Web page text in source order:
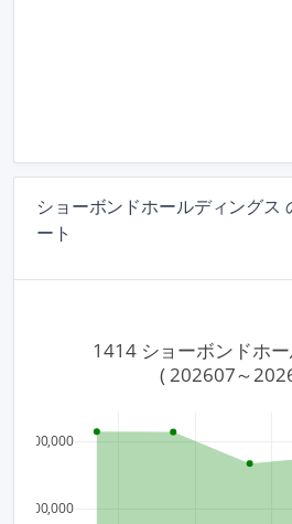
ショーボンドホールディングス
ート
600,000
800,000
1414 ショーボンドホ
( 202607～